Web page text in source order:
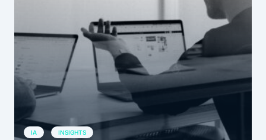
IA INSIGHTS